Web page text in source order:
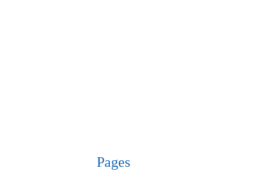
Pages